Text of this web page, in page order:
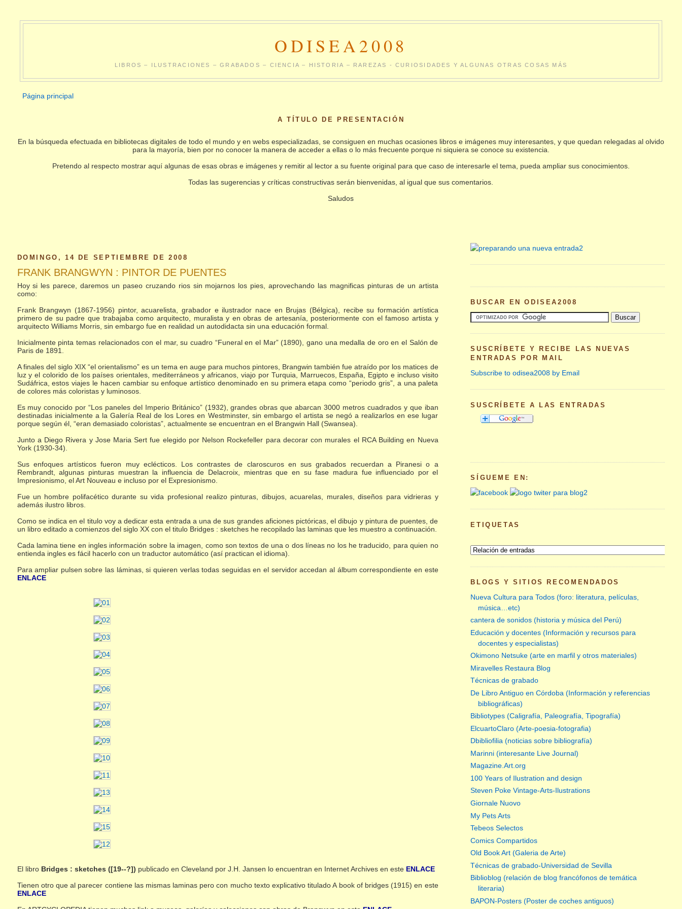
ODISEA2008
LIBROS – ILUSTRACIONES – GRABADOS – CIENCIA – HISTORIA – RAREZAS - CURIOSIDADES Y ALGUNAS OTRAS COSAS MÁS
Página principal
A TÍTULO DE PRESENTACIÓN
En la búsqueda efectuada en bibliotecas digitales de todo el mundo y en webs especializadas, se consiguen en muchas ocasiones libros e imágenes muy interesantes, y que quedan relegadas al olvido
para la mayoría, bien por no conocer la manera de acceder a ellas o lo más frecuente porque ni siquiera se conoce su existencia.
Pretendo al respecto mostrar aquí algunas de esas obras e imágenes y remitir al lector a su fuente original para que caso de interesarle el tema, pueda ampliar sus conocimientos.
Todas las sugerencias y críticas constructivas serán bienvenidas, al igual que sus comentarios.
Saludos
DOMINGO, 14 DE SEPTIEMBRE DE 2008
FRANK BRANGWYN : PINTOR DE PUENTES
Hoy si les parece, daremos un paseo cruzando rios sin mojarnos los pies, aprovechando las magnificas pinturas de un artista
como:
Frank Brangwyn (1867-1956) pintor, acuarelista, grabador e ilustrador nace en Brujas (Bélgica), recibe su formación artística
primero de su padre que trabajaba como arquitecto, muralista y en obras de artesanía, posteriormente con el famoso artista y
arquitecto Williams Morris, sin embargo fue en realidad un autodidacta sin una educación formal.
Inicialmente pinta temas relacionados con el mar, su cuadro “Funeral en el Mar” (1890), gano una medalla de oro en el Salón de
Paris de 1891.
A finales del siglo XIX “el orientalismo” es un tema en auge para muchos pintores, Brangwin también fue atraído por los matices de
luz y el colorido de los países orientales, mediterráneos y africanos, viajo por Turquia, Marruecos, España, Egipto e incluso visito
Sudáfrica, estos viajes le hacen cambiar su enfoque artístico denominado en su primera etapa como “periodo gris”, a una paleta
de colores más coloristas y luminosos.
Es muy conocido por “Los paneles del Imperio Británico” (1932), grandes obras que abarcan 3000 metros cuadrados y que iban
destinadas inicialmente a la Galería Real de los Lores en Westminster, sin embargo el artista se negó a realizarlos en ese lugar
porque según él, “eran demasiado coloristas”, actualmente se encuentran en el Brangwin Hall (Swansea).
Junto a Diego Rivera y Jose Maria Sert fue elegido por Nelson Rockefeller para decorar con murales el RCA Building en Nueva
York (1930-34).
Sus enfoques artísticos fueron muy eclécticos. Los contrastes de claroscuros en sus grabados recuerdan a Piranesi o a
Rembrandt, algunas pinturas muestran la influencia de Delacroix, mientras que en su fase madura fue influenciado por el
Impresionismo, el Art Nouveau e incluso por el Expresionismo.
Fue un hombre polifacético durante su vida profesional realizo pinturas, dibujos, acuarelas, murales, diseños para vidrieras y
además ilustro libros.
Como se indica en el titulo voy a dedicar esta entrada a una de sus grandes aficiones pictóricas, el dibujo y pintura de puentes, de
un libro editado a comienzos del siglo XX con el titulo Bridges : sketches he recopilado las laminas que les muestro a continuación.
Cada lamina tiene en ingles información sobre la imagen, como son textos de una o dos líneas no los he traducido, para quien no
entienda ingles es fácil hacerlo con un traductor automático (así practican el idioma).
Para ampliar pulsen sobre las láminas, si quieren verlas todas seguidas en el servidor accedan al álbum correspondiente en este
ENLACE
El libro Bridges : sketches ([19--?]) publicado en Cleveland por J.H. Jansen lo encuentran en Internet Archives en este ENLACE
Tienen otro que al parecer contiene las mismas laminas pero con mucho texto explicativo titulado A book of bridges (1915) en este
ENLACE
BUSCAR EN ODISEA2008
SUSCRÍBETE Y RECIBE LAS NUEVAS
ENTRADAS POR MAIL
Subscribe to odisea2008 by Email
SUSCRÍBETE A LAS ENTRADAS
SÍGUEME EN:
ETIQUETAS
BLOGS Y SITIOS RECOMENDADOS
Nueva Cultura para Todos (foro: literatura, películas,
música…etc)
cantera de sonidos (historia y música del Perú)
Educación y docentes (Información y recursos para
docentes y especialistas)
Okimono Netsuke (arte en marfil y otros materiales)
Miravelles Restaura Blog
Técnicas de grabado
De Libro Antiguo en Córdoba (Información y referencias
bibliográficas)
Bibliotypes (Caligrafía, Paleografía, Tipografía)
ElcuartoClaro (Arte-poesia-fotografia)
Dbibliofilia (noticias sobre bibliografía)
Marinni (interesante Live Journal)
Magazine.Art.org
100 Years of Ilustration and design
Steven Poke Vintage-Arts-Ilustrations
Giornale Nuovo
My Pets Arts
Tebeos Selectos
Comics Compartidos
Old Book Art (Galeria de Arte)
Técnicas de grabado-Universidad de Sevilla
Biblioblog (relación de blog francófonos de temática
literaria)
BAPON-Posters (Poster de coches antiguos)